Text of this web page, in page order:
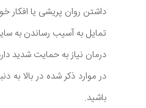
داشتن روان پریشی یا افکار
تمایل به آسیب رساندن به
درمان نیاز به حمایت شدید
در موارد ذکر شده در بالا به
باشید.